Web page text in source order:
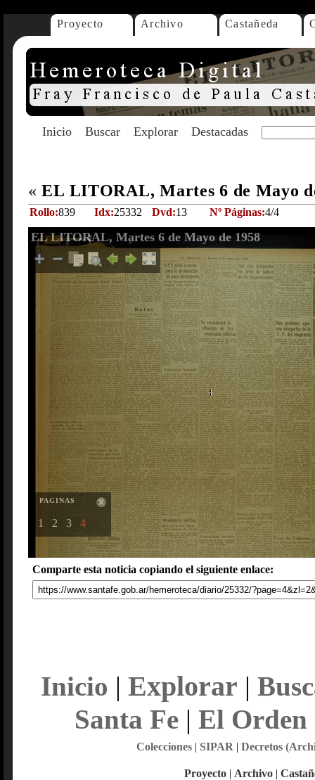
Proyecto Archivo Castañeda
Inicio Buscar Explorar Destacadas
« EL LITORAL, Martes 6 de Mayo
Rollo:839 Idx:25332 Dvd:13 Nº Páginas:4/4
EL LITORAL, Martes 6 de Mayo de 1958
PAGINAS
1 2 3 4
Comparte esta noticia copiando el siguiente enlace:
Inicio | Explorar |
Santa Fe| El Orden
Colecciones| SIPAR | Decretos
Proyecto | Archivo |